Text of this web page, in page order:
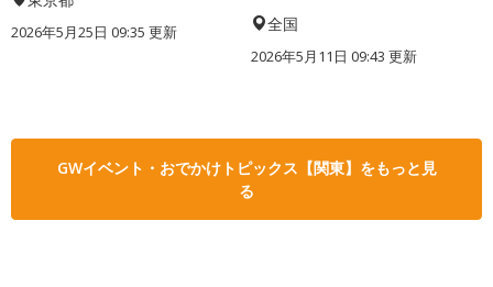
2026年5月25日 09:35 更新 全国
2026年5月11日 09:43 更新
GWイベント・おでかけトピックス【関東】をもっと見
る